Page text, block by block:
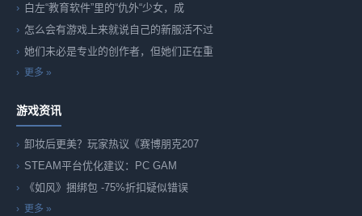
白左“教育软件”里的“仇外“少女，成
怎么会有游戏上来就说自己的新服活不过
她们未必是专业的创作者，但她们正在重
更多 »
游戏资讯
卸妆后更美？玩家热议《赛博朋克207
STEAM平台优化建议：PC GAM
《如风》捆绑包 -75%折扣疑似错误
更多 »